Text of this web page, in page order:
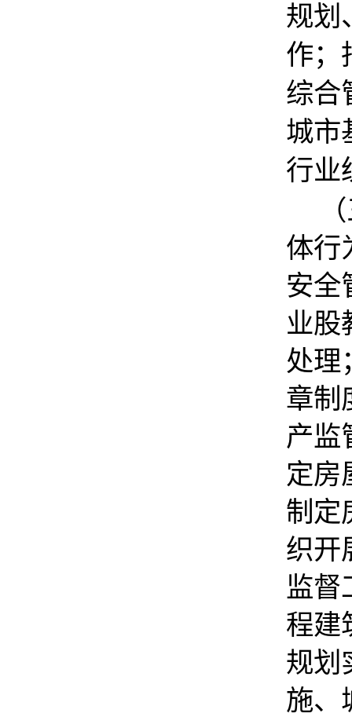
规划
作；
综合
城市
行业
体行
安全
业股
处理
章制
产监
定房
制定
织开
监督
程建
规划
施、